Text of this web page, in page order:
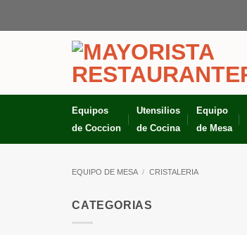
Equipos
de Coccion
Utensilios
de Cocina
Equipo
de Mesa
EQUIPO DE MESA / CRISTALERIA
CATEGORIAS